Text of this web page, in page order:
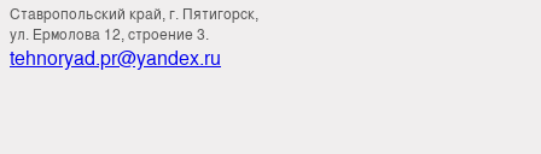
Ставропольский край, г. Пятигорск,
ул. Ермолова 12, строение 3.
tehnoryad.pr@yandex.ru